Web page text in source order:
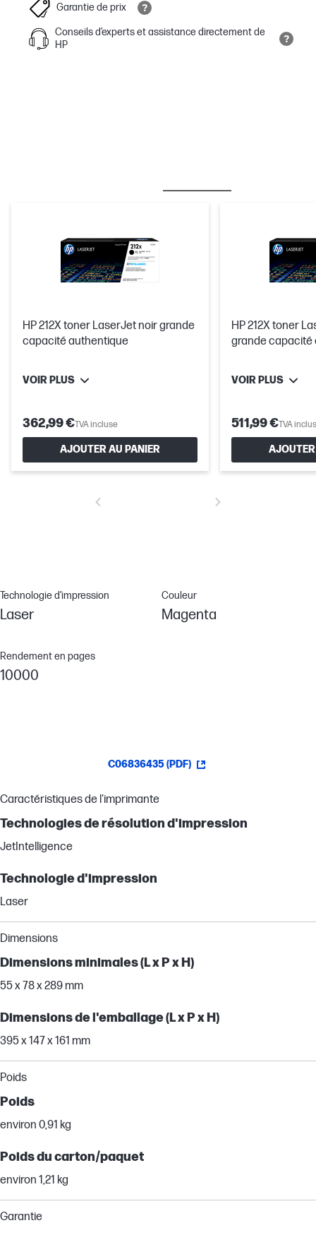
Garantie de prix
Conseils d’experts et assistance directement de
HP
HP 212X toner LaserJet noir grande
capacité authentique
VOIR PLUS
362,99 €TVA incluse
AJOUTER AU PANIER
HP 212X toner
grande capacité
VOIR PLUS
511,99 €TVA
Technologie d’impression
Laser
Couleur
Magenta
Rendement en pages
10000
C06836435 (PDF)
Caractéristiques de l'imprimante
Technologies de résolution d'impression
JetIntelligence
Technologie d'impression
Laser
Dimensions
Dimensions minimales (L x P x H)
55 x 78 x 289 mm
Dimensions de l'emballage (L x P x H)
395 x 147 x 161 mm
Poids
Poids
environ 0,91 kg
Poids du carton/paquet
environ 1,21 kg
Garantie